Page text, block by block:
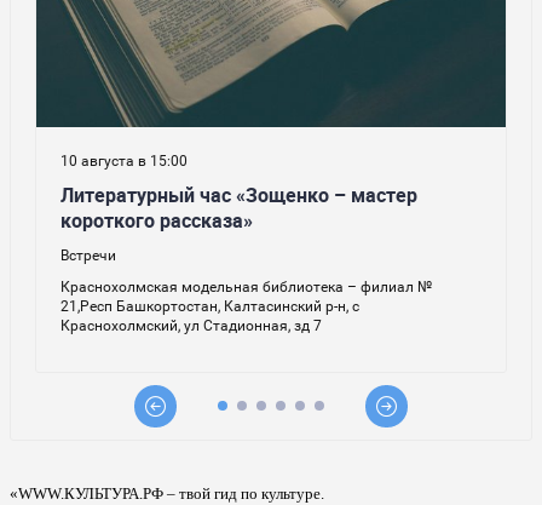
«WWW.КУЛЬТУРА.РФ – твой гид по культуре.